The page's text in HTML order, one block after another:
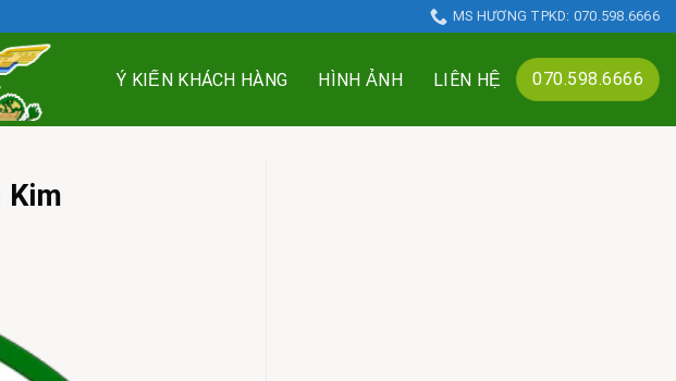
MS HƯƠNG TPKD: 070.598.6666
Ý KIẾN KHÁCH HÀNG HÌNH ẢNH LIÊN HỆ 070.598.6666
Kim